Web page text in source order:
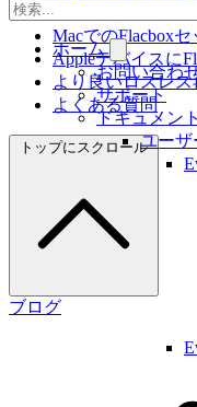
ホーム
お問い合わ
サポート
ドキュメント
ユーザ
iOSでの始め方
MacでのFlacbox
Appleデバイスに
より良いロスレ
よくある質問
トップにスクロール
ブログ